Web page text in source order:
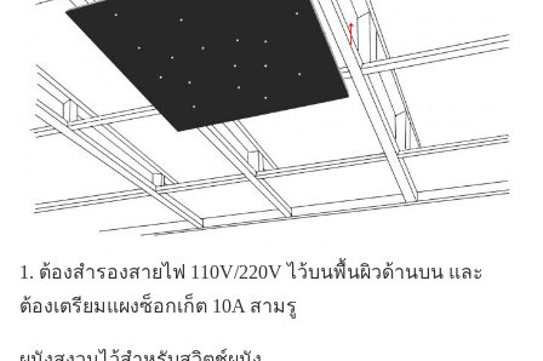
1. ต้องสำรองสายไฟ 110V/220V ไว้บนพื้นผิวด้านบน และ
ต้องเตรียมแผงซ็อกเก็ต 10A สามรู